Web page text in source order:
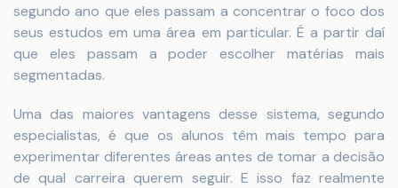
segundo ano que eles passam a concentrar o foco dos
seus estudos em uma área em particular. É a partir daí
que eles passam a poder escolher matérias mais
segmentadas.
Uma das maiores vantagens desse sistema, segundo
especialistas, é que os alunos têm mais tempo para
experimentar diferentes áreas antes de tomar a decisão
de qual carreira querem seguir. E isso faz realmente